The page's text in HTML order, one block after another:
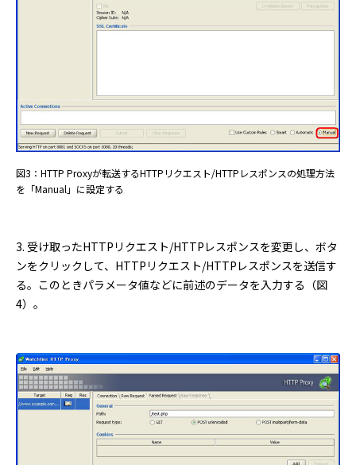
図3：HTTP Proxyが転送するHTTPリクエスト/HTTPレスポンスの処理方法
を「Manual」に設定する
3. 受け取ったHTTPリクエスト/HTTPレスポンスを変更し、ボタ
ンをクリックして、HTTPリクエスト/HTTPレスポンスを送信す
る。このときパラメータ値などに前述のデータを入力する（図
4）。